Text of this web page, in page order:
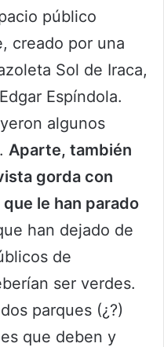
público
creado por una
Sol de Iraca,
Espíndola.
algunos
Aparte, también
gorda con
le han parado
han dejado de
de
ser verdes.
parques (¿?)
que deben y